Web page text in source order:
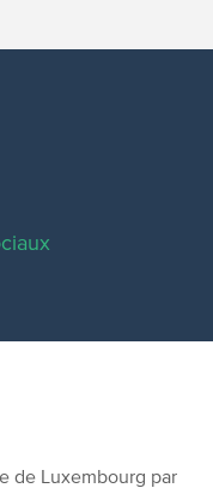
de Luxembourg par